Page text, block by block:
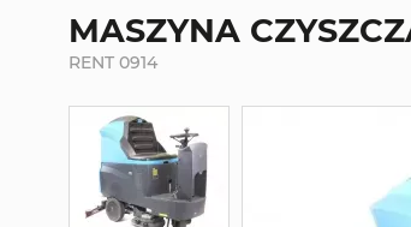
MASZYNA
RENT 0914